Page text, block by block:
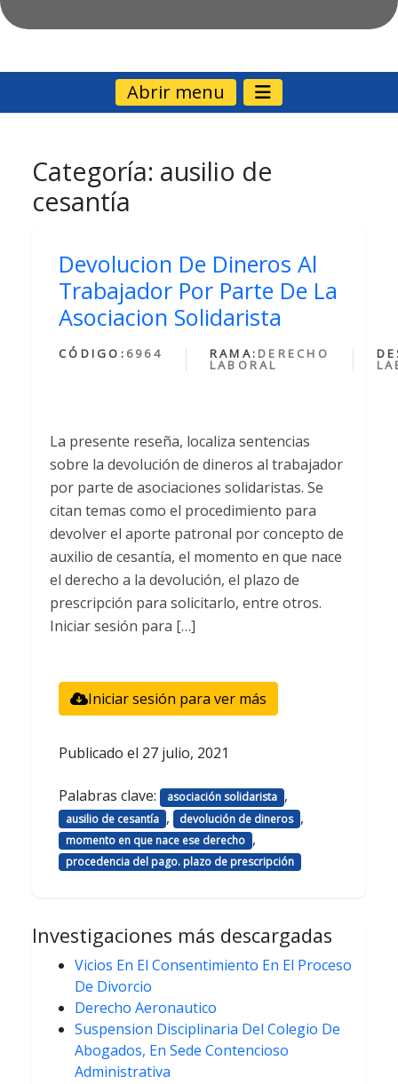
Abrir menu
Categoría: ausilio de
cesantía
Devolucion De Dineros Al
Trabajador Por Parte De La
Asociacion Solidarista
CÓDIGO: 6964 RAMA: DERECHO
LABORAL
La presente reseña, localiza sentencias
sobre la devolución de dineros al trabajador
por parte de asociaciones solidaristas. Se
citan temas como el procedimiento para
devolver el aporte patronal por concepto de
auxilio de cesantía, el momento en que nace
el derecho a la devolución, el plazo de
prescripción para solicitarlo, entre otros.
Iniciar sesión para […]
Iniciar sesión para ver más
Publicado el 27 julio, 2021
Palabras clave: asociación solidarista ,
ausilio de cesantía , devolución de dineros ,
momento en que nace ese derecho ,
procedencia del pago. plazo de prescripción
Investigaciones más descargadas
Vicios En El Consentimiento En El Proceso
De Divorcio
Derecho Aeronautico
Suspension Disciplinaria Del Colegio De
Abogados, En Sede Contencioso
Administrativa